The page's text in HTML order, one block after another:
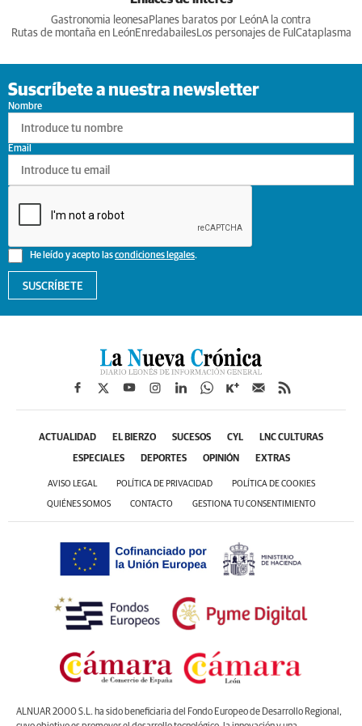
Gastronomia leonesa Planes baratos por LeónA la contra
Rutas de montaña en LeónEnredabailesLos personajes de Ful Cataplasma
Suscríbete a nuestra newsletter
Nombre
He leído y acepto lascondiciones legales.
Email
SUSCRÍBETE
ACTUALIDAD EL BIERZO SUCESOS CYL LNC CULTURAS
ESPECIALES DEPORTES OPINIÓN EXTRAS
AVISO LEGAL POLÍTICA DE PRIVACIDAD POLÍTICA DE COOKIES
QUIÉNES SOMOS CONTACTO GESTIONA TU CONSENTIMIENTO
ALNUAR 2000 S.L. ha sido beneficiaria del Fondo Europeo de Desarrollo Regional,